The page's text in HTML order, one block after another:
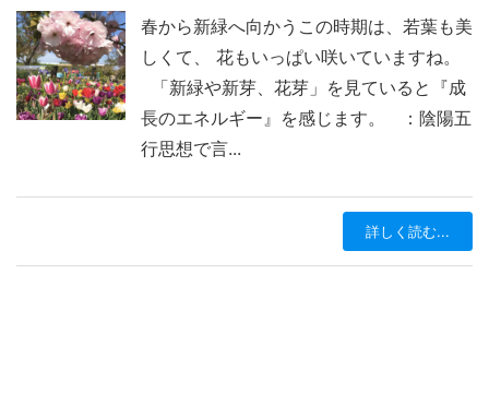
春から新緑へ向かうこの時期は、若葉も美
しくて、 花もいっぱい咲いていますね。
「新緑や新芽、花芽」を見ていると『成
長のエネルギー』を感じます。 ：陰陽五
行思想で言...
詳しく読む...